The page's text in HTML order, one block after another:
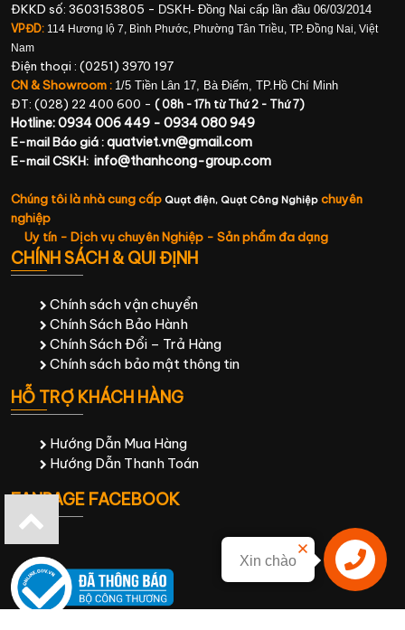
ĐKKD số: 3603153805 - DSKH- Đồng Nai cấp lần đầu 06/03/2014
VPĐD: 114 Hương lộ 7, Bình Phước, Phường Tân Triều, TP. Đồng Nai, Việt
Nam
Điện thoại : (0251) 3970 197
CN & Showroom : 1/5 Tiền Lân 17, Bà Điểm, TP.Hồ Chí Minh
ĐT: (028) 22 400 600 - ( 08h - 17h từ Thứ 2 - Thứ 7)
Hotline: 0934 006 449 - 0934 080 949
E-mail Báo giá :quatviet.vn@gmail.com
E-mail CSKH: info@thanhcong-group.com
Chúng tôi là nhà cung cấp Quạt điện, Quạt Công Nghiệp chuyên
nghiệp
Uy tín - Dịch vụ chuyên Nghiệp - Sản phẩm đa dạng
CHÍNH SÁCH & QUI ĐỊNH
Chính sách vận chuyển
Chính Sách Bảo Hành
Chính Sách Đổi – Trả Hàng
Chính sách bảo mật thông tin
HỖ TRỢ KHÁCH HÀNG
Hướng Dẫn Mua Hàng
Hướng Dẫn Thanh Toán
FANPAGE FACEBOOK
Xin chào